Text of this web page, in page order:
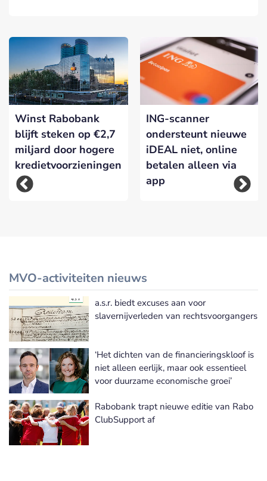
Winst Rabobank
blijft steken op €2,7
miljard door hogere
kredietvoorzieningen
ING-scanner
ondersteunt nieuwe
iDEAL niet, online
betalen alleen via
app
MVO-activiteiten nieuws
Meer MVO-activiteiten nieuws
a.s.r. biedt excuses aan voor
slavernijverleden van rechtsvoorgangers
‘Het dichten van de financieringskloof is
niet alleen eerlijk, maar ook essentieel
voor duurzame economische groei’
Rabobank trapt nieuwe editie van Rabo
ClubSupport af